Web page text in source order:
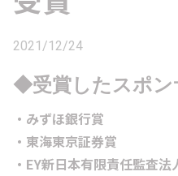
2021/12/24
◆受賞したスポン
・みずほ銀行賞
・東海東京証券賞
・EY新日本有限責任監査法